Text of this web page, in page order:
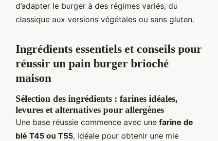
d’adapter le burger à des régimes variés, du
classique aux versions végétales ou sans gluten.
Ingrédients essentiels et conseils pour
réussir un pain burger brioché
maison
Sélection des ingrédients : farines idéales,
levures et alternatives pour allergènes
Une base réussie commence avec une farine de
blé T45 ou T55, idéale pour obtenir une mie